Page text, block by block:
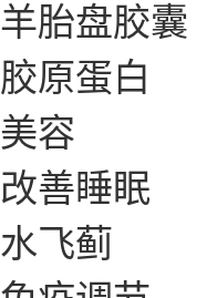
羊胎盘胶囊
胶原蛋白
美容
改善睡眠
水飞蓟